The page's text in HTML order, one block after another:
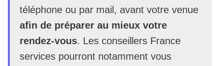
téléphone ou par mail, avant votre venue
afin de préparer au mieux votre
rendez-vous. Les conseillers France
services pourront notamment vous